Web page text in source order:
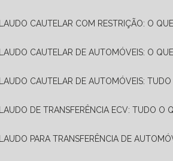
LAUDO CAUTELAR COM RESTRIÇÃO: O
LAUDO CAUTELAR DE AUTOMÓVEIS: O
LAUDO CAUTELAR DE AUTOMÓVEIS:
LAUDO DE TRANSFERÊNCIA ECV: TUDO O
LAUDO PARA TRANSFERÊNCIA DE